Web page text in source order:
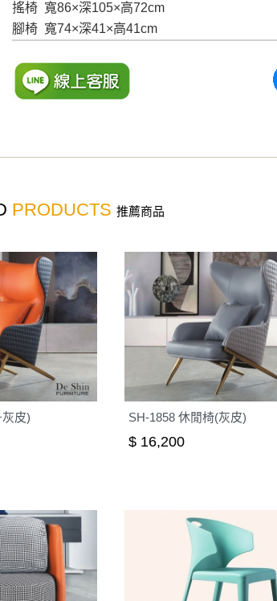
搖椅 寬86×深105×高72cm
腳椅 寬74×深41×高41cm
PRODUCTS 推薦商品
皮) SH-1858 休閒椅(灰皮)
$ 16,200